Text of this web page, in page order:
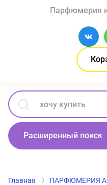
Парфюмерия
Расширенный поиск
Главная ПАРФЮМЕРИЯ А-